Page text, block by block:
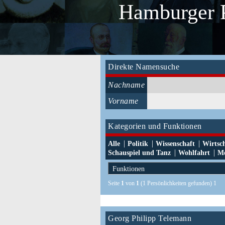
Hamburger
Direkte Namensuche
Nachname
Vorname
Kategorien und Funktionen
Alle | Politik | Wissenschaft |
Schauspiel und Tanz | Wohlfahrt |
Seite 1 von 1 (1 Persönlichkeiten gefunden) 1
Georg Philipp Telemann